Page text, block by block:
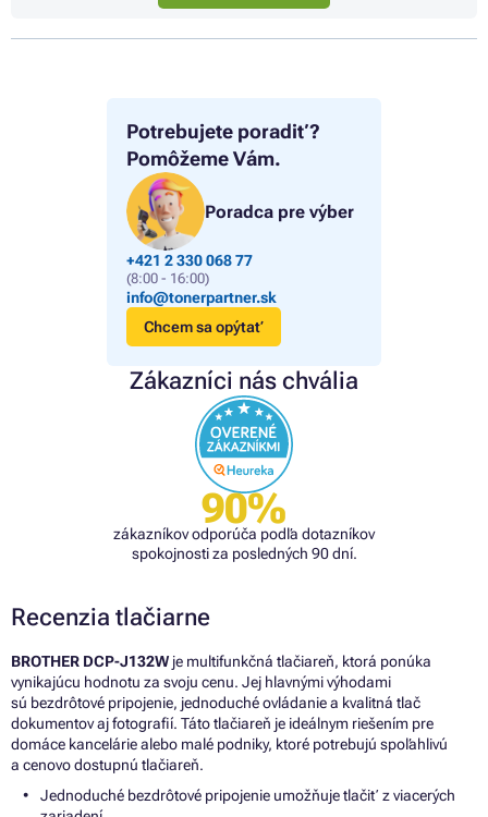
Potrebujete poradiť?
Pomôžeme Vám.
Poradca pre výber
+421 2 330 068 77
(8:00 - 16:00)
info@tonerpartner.sk
Chcem sa opýtať
Zákazníci nás chvália
90%
zákazníkov odporúča podľa dotazníkov
spokojnosti za posledných 90 dní.
Recenzia tlačiarne
BROTHER DCP-J132W je multifunkčná tlačiareň, ktorá ponúka
vynikajúcu hodnotu za svoju cenu. Jej hlavnými výhodami
sú bezdrôtové pripojenie, jednoduché ovládanie a kvalitná tlač
dokumentov aj fotografií. Táto tlačiareň je ideálnym riešením pre
domáce kancelárie alebo malé podniky, ktoré potrebujú spoľahlivú
a cenovo dostupnú tlačiareň.
Jednoduché bezdrôtové pripojenie umožňuje tlačiť z viacerých